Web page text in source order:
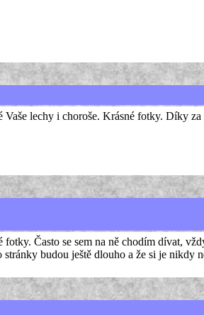
lechy i choroše. Krásné fotky. Díky
Často se sem na ně chodím dívat,
budou ještě dlouho a že si je nikdy